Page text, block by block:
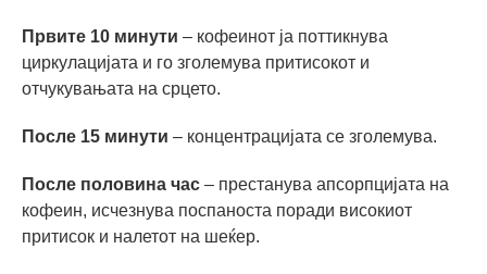
Првите 10 минути – кофеинот ја поттикнува
циркулацијата и го зголемува притисокот и
отчукувањата на срцето.
После 15 минути – концентрацијата се зголемува.
После половина час – престанува апсорпцијата на
кофеин, исчезнува поспаноста поради високиот
притисок и налетот на шеќер.